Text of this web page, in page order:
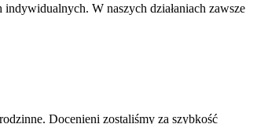
W naszych działaniach zawsze
Docenieni zostaliśmy za szybkość